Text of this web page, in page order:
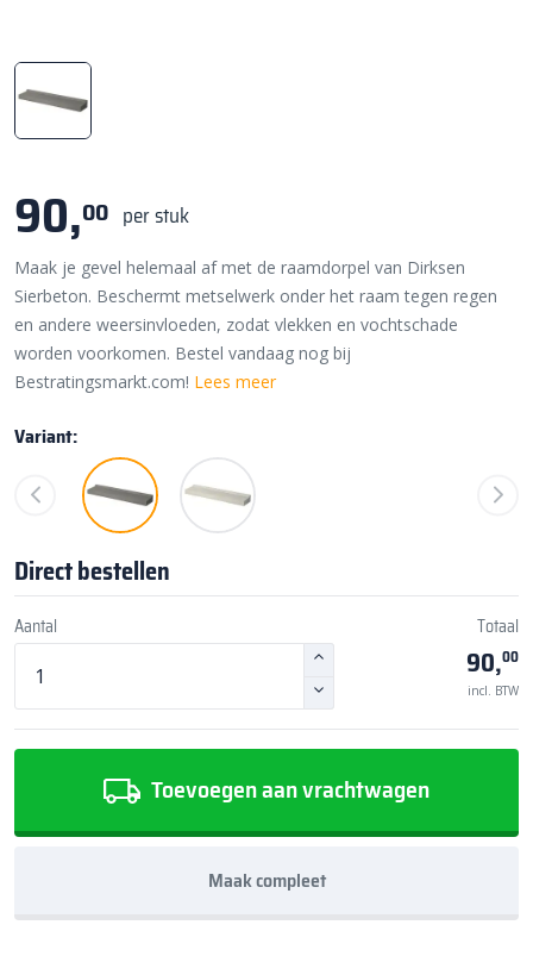
90,00 per stuk
Maak je gevel helemaal af met de raamdorpel van Dirksen
Sierbeton. Beschermt metselwerk onder het raam tegen regen
en andere weersinvloeden, zodat vlekken en vochtschade
worden voorkomen. Bestel vandaag nog bij
Bestratingsmarkt.com! Lees meer
Variant:
Direct bestellen
Aantal Totaal
90,00
incl. BTW
Toevoegen aan vrachtwagen
Maak compleet